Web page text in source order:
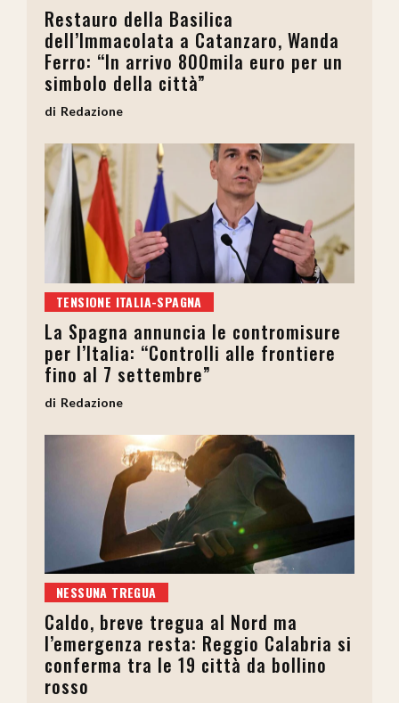
Restauro della Basilica
dell’Immacolata a Catanzaro, Wanda
Ferro: “In arrivo 800mila euro per un
simbolo della città”
Redazione
TENSIONE ITALIA-SPAGNA
La Spagna annuncia le contromisure
per l’Italia: “Controlli alle frontiere
fino al 7 settembre”
Redazione
NESSUNA TREGUA
Caldo, breve tregua al Nord ma
l’emergenza resta: Reggio Calabria si
conferma tra le 19 città da bollino
rosso